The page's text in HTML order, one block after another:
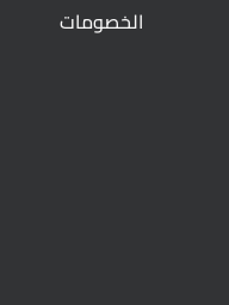
الخصومات